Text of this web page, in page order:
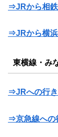
⇒JRから相
⇒JRから横
東横線・み
⇒JRへの行
⇒京急線への